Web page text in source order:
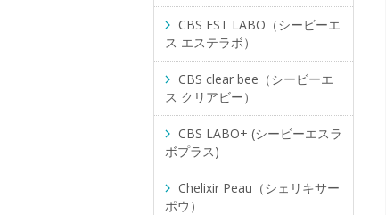
CBS EST LABO（シービーエ
ス エステラボ）
CBS clear bee（シービーエ
ス クリアビー）
CBS LABO+ (シービーエスラ
ボプラス)
Chelixir Peau（シェリキサー
ポウ）